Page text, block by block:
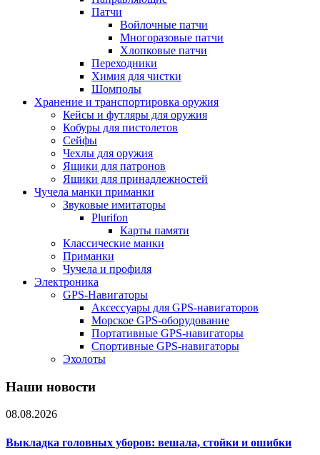
Патчи
Войлочные патчи
Многоразовые патчи
Хлопковые патчи
Переходники
Химия для чистки
Шомполы
Хранение и транспортировка оружия
Кейсы и футляры для оружия
Кобуры для пистолетов
Сейфы
Чехлы для оружия
Ящики для патронов
Ящики для принадлежностей
Чучела манки приманки
Звуковые имитаторы
Plurifon
Карты памяти
Классические манки
Приманки
Чучела и профиля
Электроника
GPS-Навигаторы
Аксессуары для GPS-навигаторов
Морское GPS-оборудование
Портативные GPS-навигаторы
Спортивные GPS-навигаторы
Эхолоты
Наши новости
08.08.2026
Выкладка головных уборов: вешала, стойки и ошибки